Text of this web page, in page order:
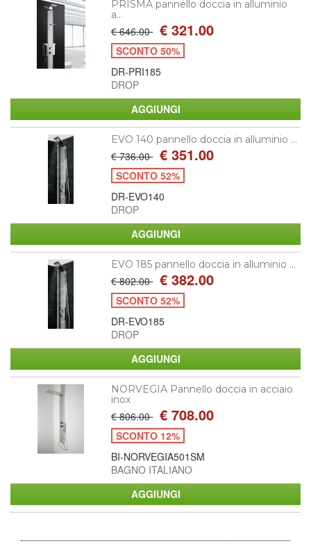
PRISMA pannello doccia in alluminio
a...
€ 646.00 € 321.00
SCONTO 50%
DR-PRI185
DROP
EVO 140 pannello doccia in alluminio ...
€ 736.00 € 351.00
SCONTO 52%
DR-EVO140
DROP
EVO 185 pannello doccia in alluminio ...
€ 802.00 € 382.00
SCONTO 52%
DR-EVO185
DROP
NORVEGIA Pannello doccia in acciaio
inox
€ 806.00 € 708.00
SCONTO 12%
BI-NORVEGIA501SM
BAGNO ITALIANO